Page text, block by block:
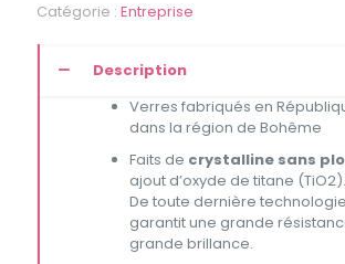
une
secrétaire
exceptionnelle"-
Catégorie : Entreprise
Description
Verres fabriqués en
dans la région de Bohême
Faits de crystalline sans
ajout d’oxyde de titane (TiO2).
De toute dernière
garantit une grande
grande brillance.